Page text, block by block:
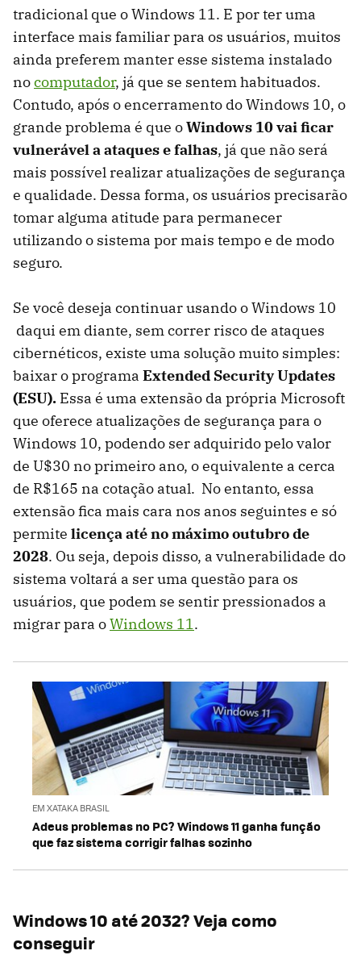
tradicional que o Windows 11. E por ter uma
interface mais familiar para os usuários, muitos
ainda preferem manter esse sistema instalado
nocomputador, já que se sentem habituados.
Contudo, após o encerramento do Windows 10, o
grande problema é que oWindows 10 vai ficar
vulnerável a ataques e falhas, já que não será
mais possível realizar atualizações de segurança
e qualidade. Dessa forma, os usuários precisarão
tomar alguma atitude para permanecer
utilizando o sistema por mais tempo e de modo
seguro.
Se você deseja continuar usando o Windows 10
daqui em diante, sem correr risco de ataques
cibernéticos, existe uma solução muito simples:
baixar o programa Extended Security Updates
(ESU). Essa é uma extensão da própria Microsoft
que oferece atualizações de segurança para o
Windows 10, podendo ser adquirido pelo valor
de U$30 no primeiro ano, o equivalente a cerca
de R$165 na cotação atual. No entanto, essa
extensão fica mais cara nos anos seguintes e só
permite licença até no máximo outubro de
2028. Ou seja, depois disso, a vulnerabilidade do
sistema voltará a ser uma questão para os
usuários, que podem se sentir pressionados a
migrar para oWindows 11.
EM XATAKA BRASIL
Adeus problemas no PC? Windows 11 ganha função
que faz sistema corrigir falhas sozinho
Windows 10 até 2032? Veja como
conseguir